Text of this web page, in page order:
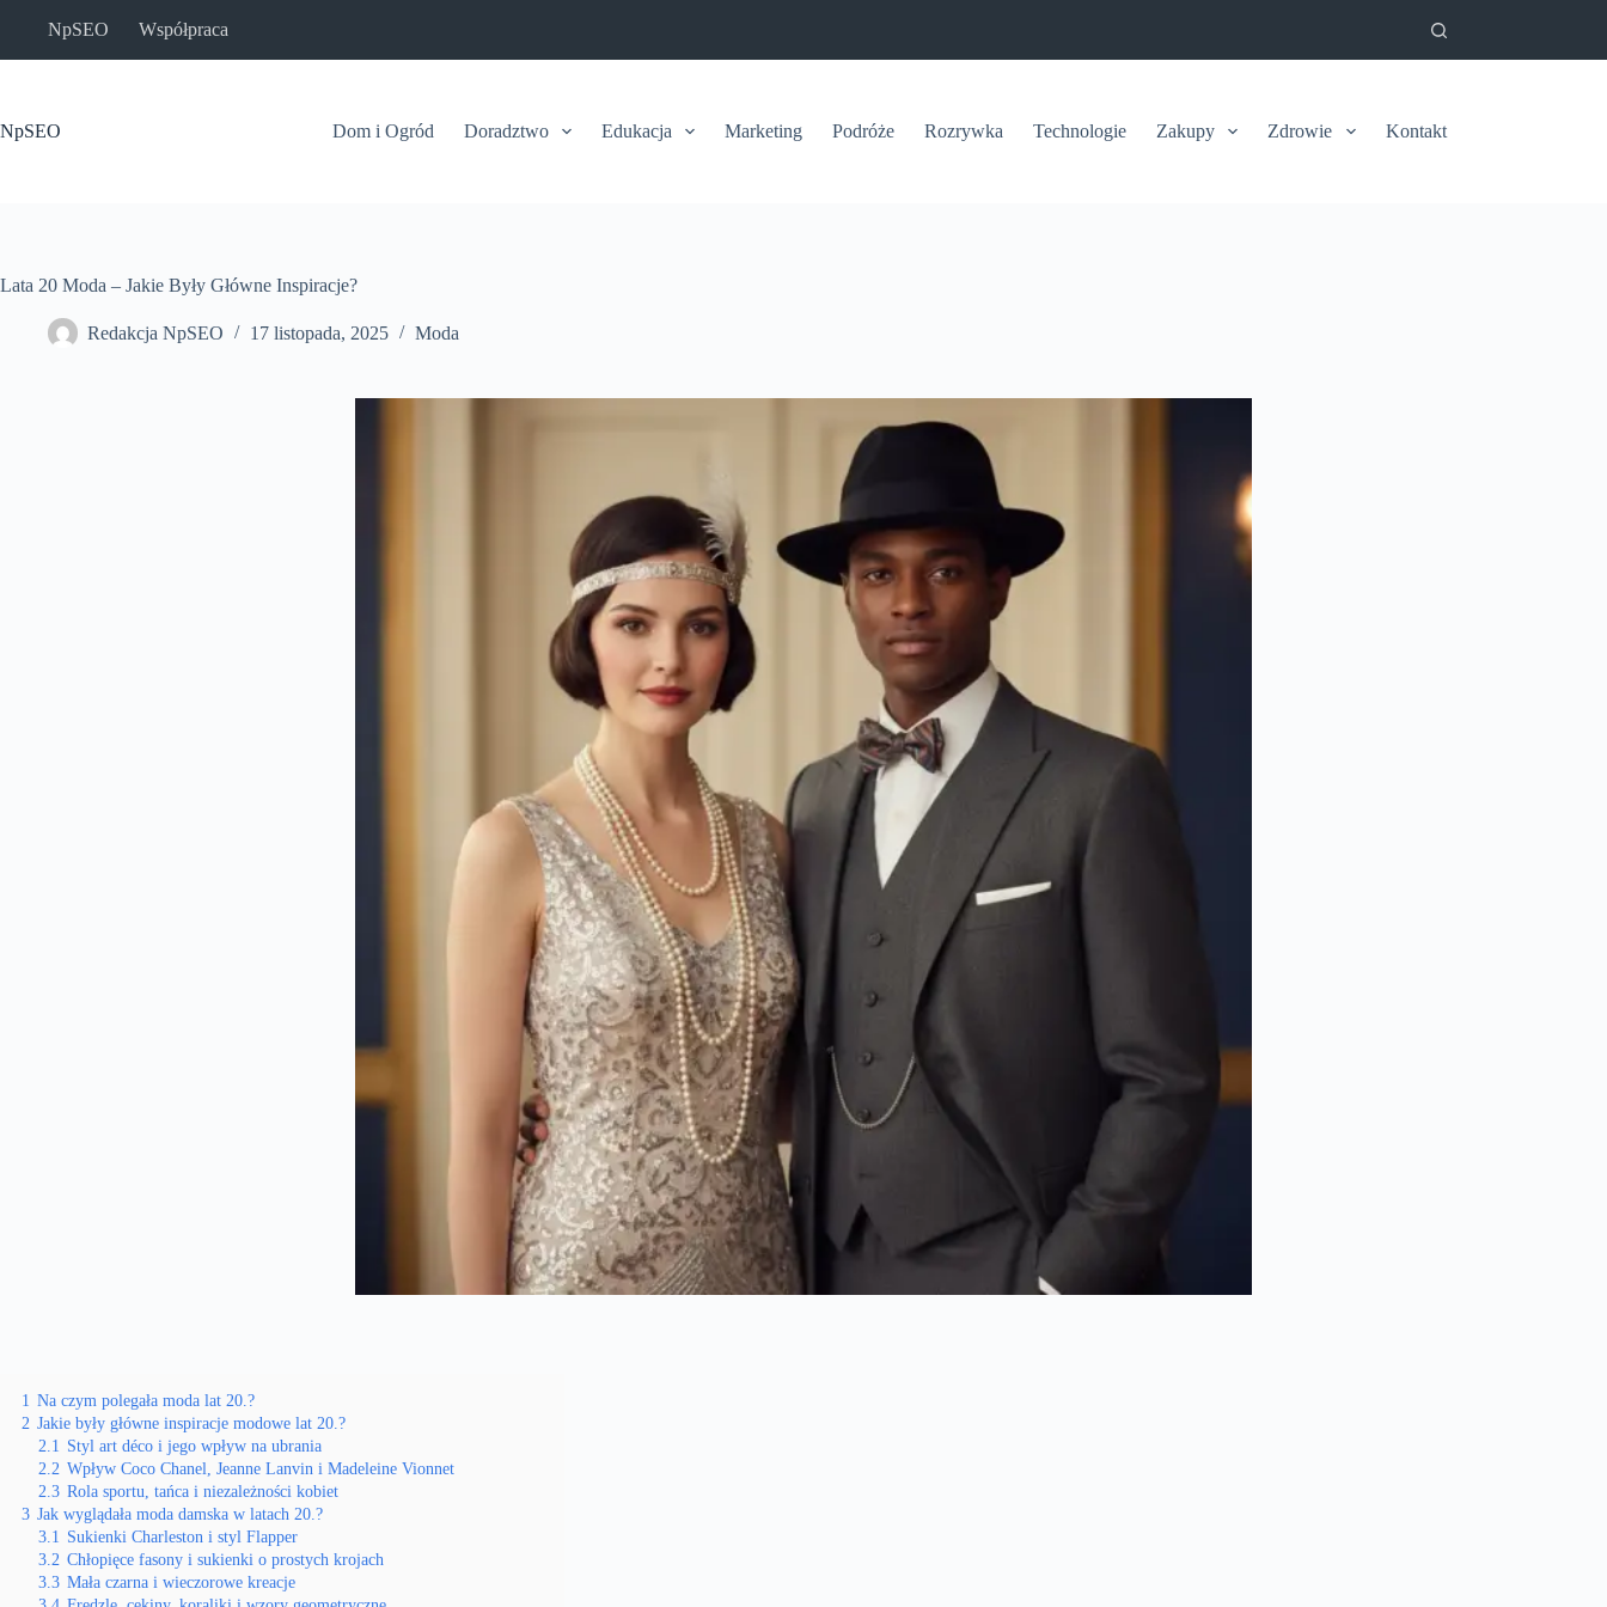
NpSEO Współpraca
NpSEO Dom i Ogród Doradztwo Edukacja Marketing Podróże Rozrywka Technologie Zakupy Zdrowie Kontakt
Lata 20 Moda – Jakie Były Główne Inspiracje?
Redakcja NpSEO 17 listopada, 2025 Moda
1 Na czym polegała moda lat 20.?
2 Jakie były główne inspiracje modowe lat 20.?
2.1 Styl art déco i jego wpływ na ubrania
2.2 Wpływ Coco Chanel, Jeanne Lanvin i Madeleine Vionnet
2.3 Rola sportu, tańca i niezależności kobiet
3 Jak wyglądała moda damska w latach 20.?
3.1 Sukienki Charleston i styl Flapper
3.2 Chłopięce fasony i sukienki o prostych krojach
3.3 Mała czarna i wieczorowe kreacje